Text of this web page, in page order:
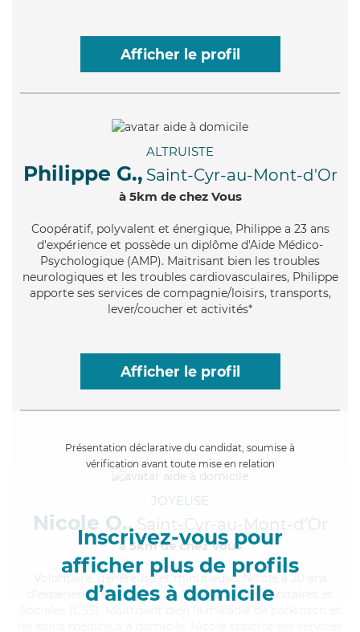
Afficher le profil
ALTRUISTE
Philippe G., Saint-Cyr-au-Mont-d'Or
à 5km de chez Vous
Coopératif, polyvalent et énergique, Philippe a 23 ans
d'expérience et possède un diplôme d'Aide Médico-
Psychologique (AMP). Maitrisant bien les troubles
neurologiques et les troubles cardiovasculaires, Philippe
apporte ses services de compagnie/loisirs, transports,
lever/coucher et activités*
Afficher le profil
Présentation déclarative du candidat, soumise à
vérification avant toute mise en relation
Inscrivez-vous pour
afficher plus de profils
d’aides à domicile
JOYEUSE
Nicole O., Saint-Cyr-au-Mont-d'Or
à 5km de chez Vous
, généreuse et minutieuse, Nicole a 20 ans
d'expérience et possède un BEP Carrières Sanitaires et